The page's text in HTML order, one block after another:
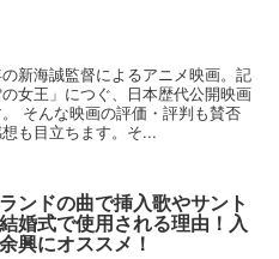
新海誠監督によるアニメ映画。記
女王」につぐ、日本歴代公開映画
そんな映画の評価・評判も賛否
も目立ちます。そ...
ンドの曲で挿入歌やサント
婚式で使用される理由！入
興にオススメ！